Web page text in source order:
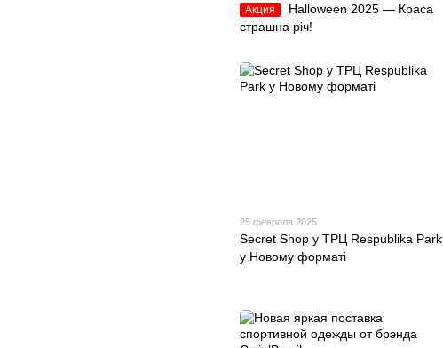
Акция
Halloween 2025 — Краса
страшна річ!
25 февраля 2025
Secret Shop у ТРЦ Respublika Park
у Новому форматі